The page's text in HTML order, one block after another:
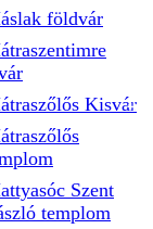
földvár
Kisvár
Szent
templom